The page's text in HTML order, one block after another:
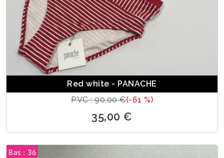
Red white - PANACHE
PVC : 90,00 €(-61 %)
35,00 €
Bas : 36